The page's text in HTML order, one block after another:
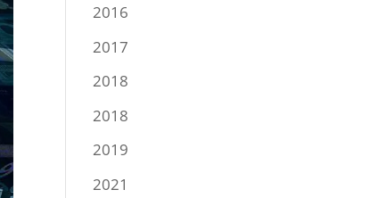
2016
2017
2018
2018
2019
2021